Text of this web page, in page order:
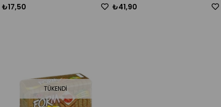
₺17,50 ₺41,90
TÜKENDI